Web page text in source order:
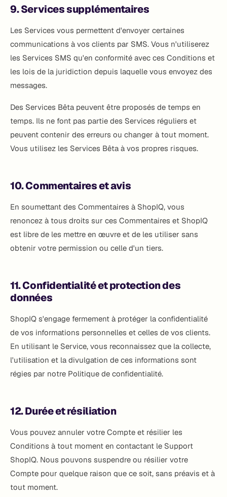
9. Services supplémentaires
Les Services vous permettent d'envoyer certaines
communications à vos clients par SMS. Vous n'utiliserez
les Services SMS qu'en conformité avec ces Conditions et
les lois de la juridiction depuis laquelle vous envoyez des
messages.
Des Services Bêta peuvent être proposés de temps en
temps. Ils ne font pas partie des Services réguliers et
peuvent contenir des erreurs ou changer à tout moment.
Vous utilisez les Services Bêta à vos propres risques.
10. Commentaires et avis
En soumettant des Commentaires à ShopIQ, vous
renoncez à tous droits sur ces Commentaires et ShopIQ
est libre de les mettre en œuvre et de les utiliser sans
obtenir votre permission ou celle d'un tiers.
11. Confidentialité et protection des
données
ShopIQ s'engage fermement à protéger la confidentialité
de vos informations personnelles et celles de vos clients.
En utilisant le Service, vous reconnaissez que la collecte,
l'utilisation et la divulgation de ces informations sont
régies par notre Politique de confidentialité.
12. Durée et résiliation
Vous pouvez annuler votre Compte et résilier les
Conditions à tout moment en contactant le Support
ShopIQ. Nous pouvons suspendre ou résilier votre
Compte pour quelque raison que ce soit, sans préavis et à
tout moment.